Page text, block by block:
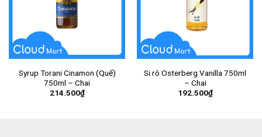
Syrup Torani Cinamon (Quế)
750ml – Chai
214.500₫
Si rô Osterberg Vanilla 750ml
– Chai
192.500₫